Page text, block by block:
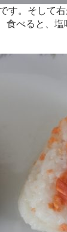
す。そして
べると、塩